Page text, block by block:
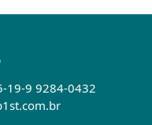
19-9 9284-0432